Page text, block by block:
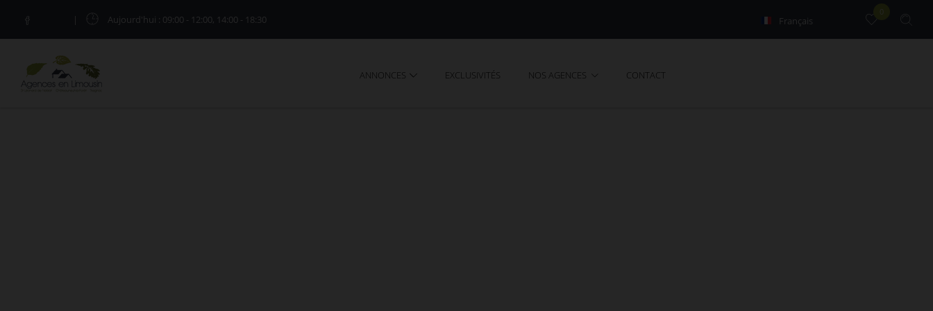
| Aujourd'hui : 09:00 - 12:00, 14:00 - 18:30 Français
0
ANNONCES EXCLUSIVITÉS NOS AGENCES CONTACT